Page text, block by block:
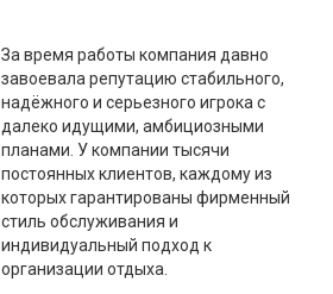
За время работы компания давно
завоевала репутацию стабильного,
надёжного и серьезного игрока с
далеко идущими, амбициозными
планами. У компании тысячи
постоянных клиентов, каждому из
которых гарантированы фирменный
стиль обслуживания и
индивидуальный подход к
организации отдыха.